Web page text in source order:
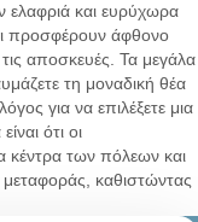
και ευρύχωρα
προσφέρουν άφθονο
αποσκευές. Τα μεγάλα
τη μοναδική θέα
για να επιλέξετε μια
ότι οι
κέντρα των πόλεων και
μεταφοράς, καθιστώντας